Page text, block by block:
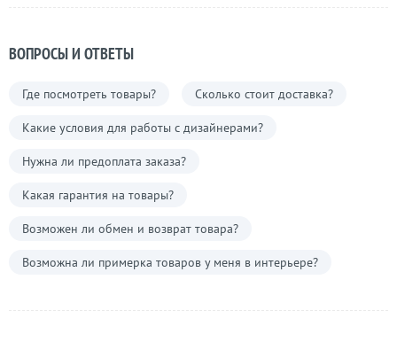
ВОПРОСЫ И ОТВЕТЫ
Где посмотреть товары? Сколько стоит доставка?
Какие условия для работы с дизайнерами?
Нужна ли предоплата заказа?
Какая гарантия на товары?
Возможен ли обмен и возврат товара?
Возможна ли примерка товаров у меня в интерьере?